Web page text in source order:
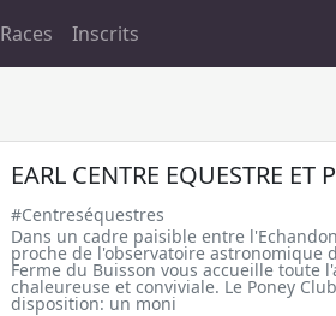
Races Inscrits
EARL CENTRE EQUESTRE
#Centreséquestres
Dans un cadre paisible entre
proche de l'observatoire astronomique
Ferme du Buisson vous accueille toute
chaleureuse et conviviale. Le Poney
disposition: un moni